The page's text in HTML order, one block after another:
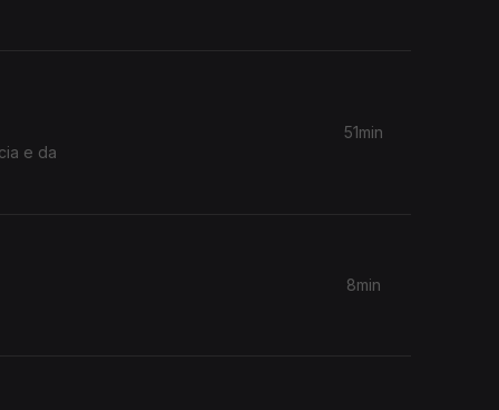
e da
51min
8min